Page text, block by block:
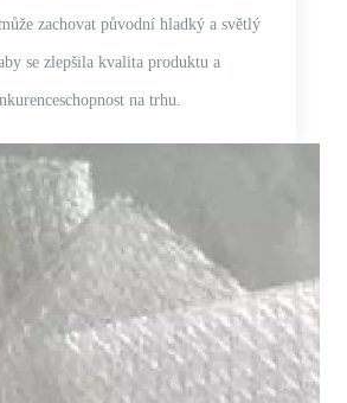
zachovat původní hladký a světlý
se zlepšila kvalita produktu a
na trhu.